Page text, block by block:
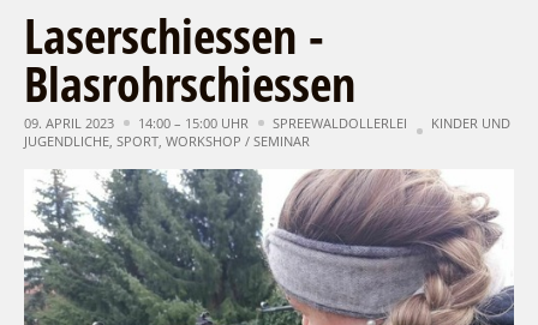
Urlaub im Leichhardt Land
Reisegebiet
Lieblingsorte
Freizeit und Erholung
Auf & im Wasser
Per Rad
Zu Fuß
Aktiverlebnisse
Einkaufen
Sehenswertes
Naturlehrpfad Ludwig Leichhardt
Buchbare Angebote
Individuell
Gruppen
Touristinformationen
Fremdenverkehrsvereine
Unterkünfte finden
Gastgeberverzeichnis
Gastronomie
Camping
Ferienhaus- und Campingpark „Ludwig
Leichhardt“
Spreewälder Seecamping
Campingplatz am Mochowsee
Campingplatz Jessern
Veranstaltungen
Veranstaltungskalender
Veranstaltungshöhepunkte
Laserschiessen -
Blasrohrschiessen
09. APRIL 2023 14:00 – 15:00 UHR SPREEWALDOLLERLEI
KINDER UND
JUGENDLICHE, SPORT, WORKSHOP / SEMINAR